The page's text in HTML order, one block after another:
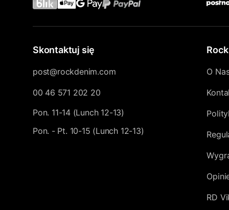
Skontaktuj się
post@rockdenim.com
00 46 571 202 20
Pon. 11-14 (Lunch 12-13)
Pon. - Pt. 10-15 (Lunch 12-13)
O
RD